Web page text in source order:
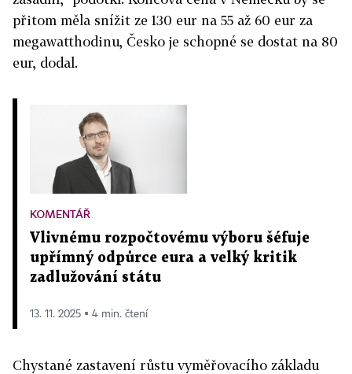
přitom měla snížit ze 130 eur na 55 až 60 eur za
megawatthodinu, Česko je schopné se dostat na 80
eur, dodal.
KOMENTÁŘ
Vlivnému rozpočtovému výboru šéfuje
upřímný odpůrce eura a velký kritik
zadlužování státu
13. 11. 2025 ▪ 4 min. čtení
Chystané zastavení růstu vyměřovacího základu